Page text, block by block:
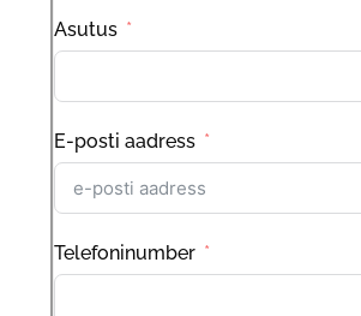
Asutus
E-posti aadress
Telefoninumber